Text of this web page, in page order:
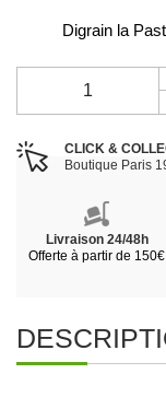
Digrain la
CLICK &
Boutique Paris
Livraison 24/48h
Offerte à partir de 150€